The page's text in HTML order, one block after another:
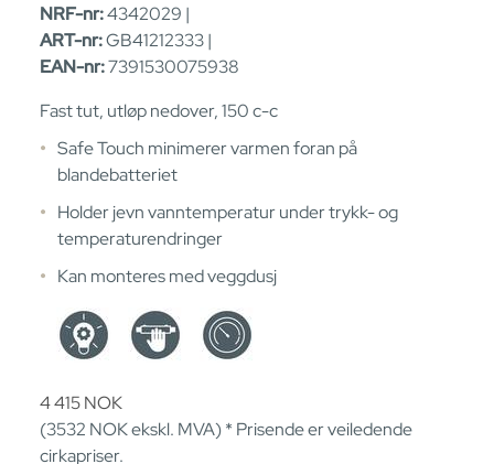
NRF-nr:4342029 |
ART-nr:GB41212333 |
EAN-nr:7391530075938
Fast tut, utløp nedover, 150 c-c
Safe Touch minimerer varmen foran på
blandebatteriet
Holder jevn vanntemperatur under trykk- og
temperaturendringer
Kan monteres med veggdusj
4 415NOK
(3532 NOKekskl. MVA) * Prisende er veiledende
cirkapriser.